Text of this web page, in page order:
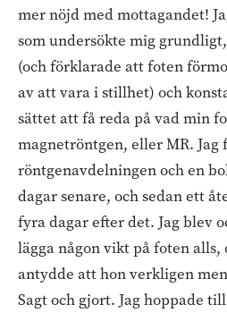
mer nöjd med mottagandet!
som undersökte mig
(och förklarade att foten
av att vara i stillhet) och
sättet att få reda på vad min
magnetröntgen, eller MR. Jag
röntgenavdelningen och en
dagar senare, och sedan ett
fyra dagar efter det. Jag blev
lägga någon vikt på foten
antydde att hon verkligen
Sagt och gjort. Jag hoppade